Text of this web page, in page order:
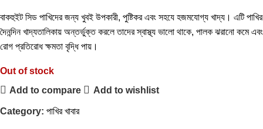
বাকহুইট সিড পাখিদের জন্য খুবই উপকারী, পুষ্টিকর এবং সহযে হজমযোগ্য খাদ্য। এটি পাখির
দৈনন্দিন খাদ্যতালিকায় অন্তর্ভুক্ত করলে তাদের স্বাস্থ্য ভালো থাকে, পালক ঝরানো কমে এবং
রোগ প্রতিরোধ ক্ষমতা বৃদ্ধি পায়।
Out of stock
Add to compare
Add to wishlist
Category: পাখির খাবার